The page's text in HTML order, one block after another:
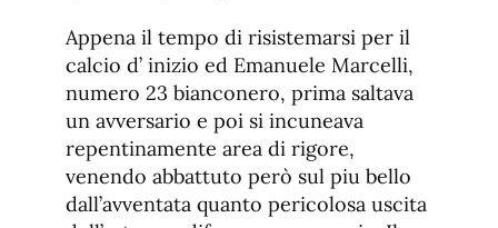
Appena il tempo di risistemarsi per il
calcio d’ inizio ed Emanuele Marcelli,
numero 23 bianconero, prima saltava
un avversario e poi si incuneava
repentinamente area di rigore,
venendo abbattuto però sul piu bello
dall’avventata quanto pericolosa uscita